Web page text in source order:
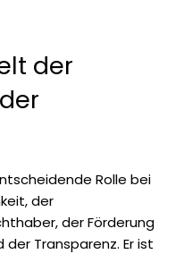
der
Rolle bei
der
der Förderung
Transparenz. Er ist